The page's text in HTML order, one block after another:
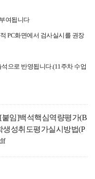
여됩니다
PC화면에서 검사실시를 권장
으로 반영됩니다.(11주차 수업
[붙임]백석핵심역량평가(B
생성취도평가실시방법(P